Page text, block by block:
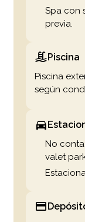
Spa con
previa.
Piscina
Piscina
según
No
valet